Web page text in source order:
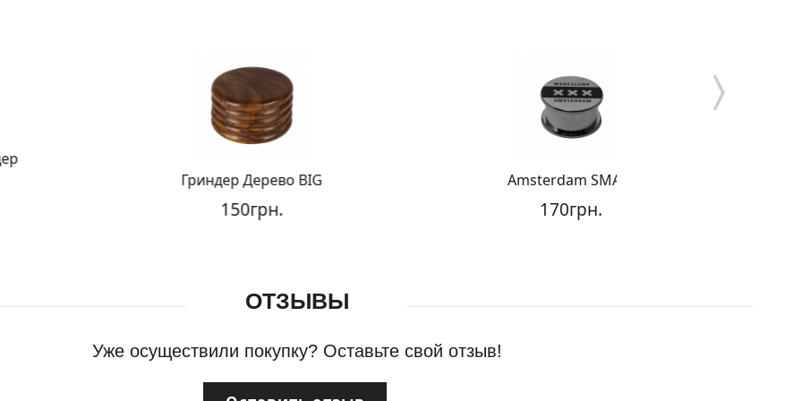
Гриндер Дерево BIG
150грн.
Amsterdam SMALL
170грн.
ОТЗЫВЫ
Уже осуществили покупку? Оставьте свой отзыв!